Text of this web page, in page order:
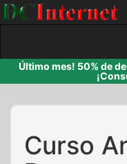
Último mes! 50% de
Curso